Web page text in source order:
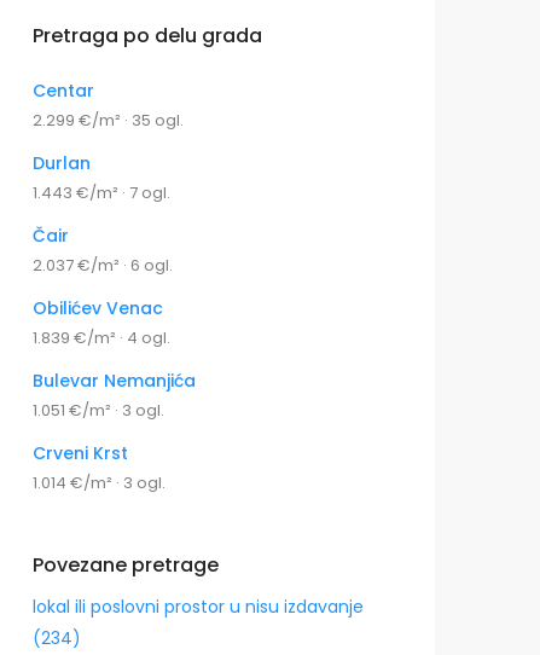
Pretraga po delu grada
Centar
2.299 €/m² · 35 ogl.
Durlan
1.443 €/m² · 7 ogl.
Čair
2.037 €/m² · 6 ogl.
Obilićev Venac
1.839 €/m² · 4 ogl.
Bulevar Nemanjića
1.051 €/m² · 3 ogl.
Crveni Krst
1.014 €/m² · 3 ogl.
Povezane pretrage
lokal ili poslovni prostor u nisu izdavanje
(234)